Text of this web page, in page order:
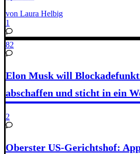
von Laura Helbig
1
82
Elon Musk will
abschaffen und sticht in ein
2
Oberster US-Gerichtshof: